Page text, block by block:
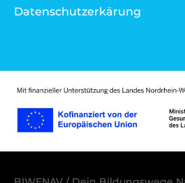
Datenschutzerkärung